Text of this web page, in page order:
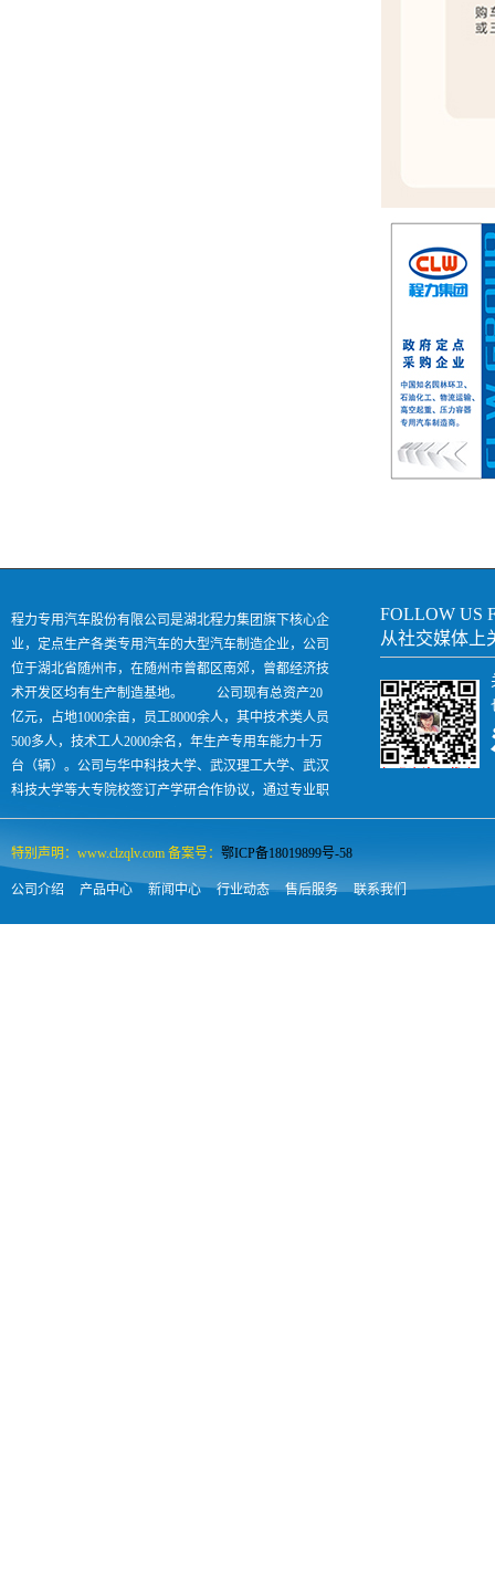
程力专用汽车股份有限公司是湖北程力集团旗下核心企
业，定点生产各类专用汽车的大型汽车制造企业，公司
位于湖北省随州市，在随州市曾都区南郊，曾都经济技
术开发区均有生产制造基地。 公司现有总资产20
亿元，占地1000余亩，员工8000余人，其中技术类人员
500多人，技术工人2000余名，年生产专用车能力十万
台（辆）。公司与华中科技大学、武汉理工大学、武汉
科技大学等大专院校签订产学研合作协议，通过专业职
业技术培训每年向社会输出各类汽车人才500余人，是
FOLLOW US
从社交媒体上
特别声明：www.clzqlv.com 备案号： 鄂ICP备18019899号-58
公司介绍 产品中心 新闻中心 行业动态 售后服务 联系我们